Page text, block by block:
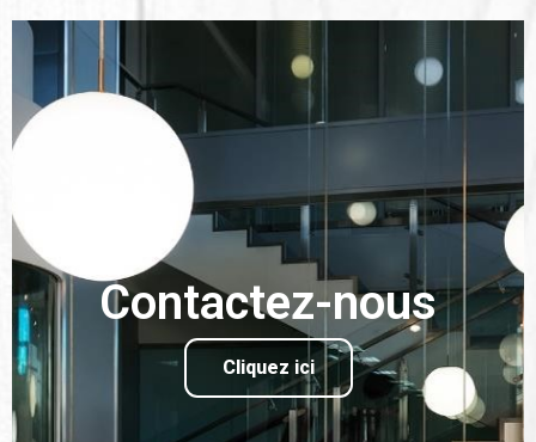
Contactez-nous
Cliquez ici